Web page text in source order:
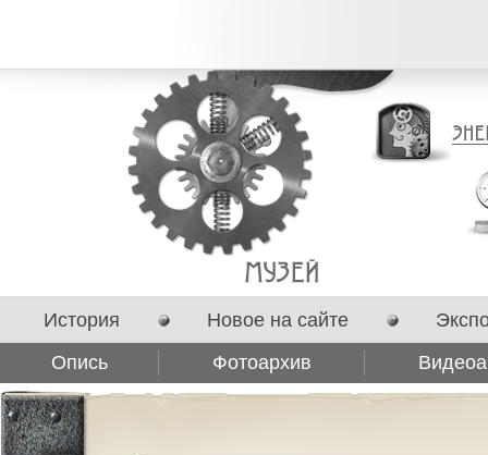
История Новое на сайте
Опись
Фотоархив
Сотрудничество